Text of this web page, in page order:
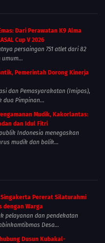
Dari Perawatan K9 Alma
Cup V 2026
persaingan 751 atlet dari 82
Pemerintah Dorong Kinerja
dan Pemasyarakatan (Imipas),
dua Pimpinan...
Mudik, Kakorlantas:
dan Idul Fitri
Indonesia menegaskan
mudik dan balik...
Singakerta Pererat Silaturahmi
dengan Warga
pelayanan dan pendekatan
Desa...
Dusun Kubakal-